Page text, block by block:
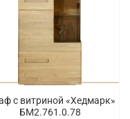
с витриной «Хедмарк»
БМ2.761.0.78